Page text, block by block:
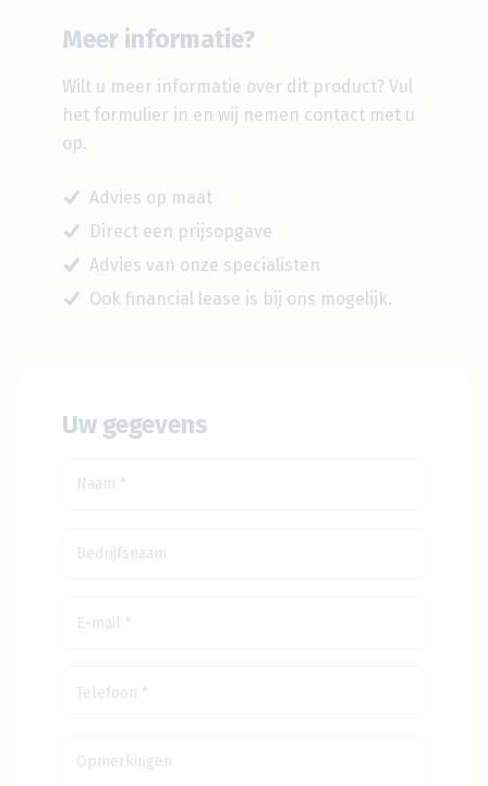
Meer informatie?
Wilt u meer informatie over dit product? Vul
het formulier in en wij nemen contact met u
op.
Advies op maat
Direct een prijsopgave
Advies van onze specialisten
Ook financial lease is bij ons mogelijk.
Uw gegevens